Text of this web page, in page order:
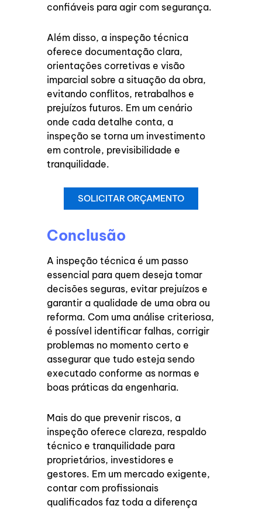
confiáveis para agir com segurança.
Além disso, a inspeção técnica
oferece documentação clara,
orientações corretivas e visão
imparcial sobre a situação da obra,
evitando conflitos, retrabalhos e
prejuízos futuros. Em um cenário
onde cada detalhe conta, a
inspeção se torna um investimento
em controle, previsibilidade e
tranquilidade.
SOLICITAR ORÇAMENTO
Conclusão
A inspeção técnica é um passo
essencial para quem deseja tomar
decisões seguras, evitar prejuízos e
garantir a qualidade de uma obra ou
reforma. Com uma análise criteriosa,
é possível identificar falhas, corrigir
problemas no momento certo e
assegurar que tudo esteja sendo
executado conforme as normas e
boas práticas da engenharia.
Mais do que prevenir riscos, a
inspeção oferece clareza, respaldo
técnico e tranquilidade para
proprietários, investidores e
gestores. Em um mercado exigente,
contar com profissionais
qualificados faz toda a diferença